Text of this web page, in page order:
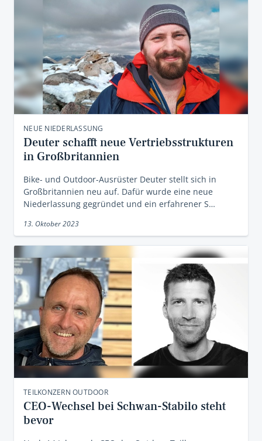
NEUE NIEDERLASSUNG
Deuter schafft neue Vertriebsstrukturen
in Großbritannien
Bike- und Outdoor-Ausrüster Deuter stellt sich in
Großbritannien neu auf. Dafür wurde eine neue
Niederlassung gegründet und ein erfahrener S…
13. Oktober 2023
TEILKONZERN OUTDOOR
CEO-Wechsel bei Schwan-Stabilo steht
bevor